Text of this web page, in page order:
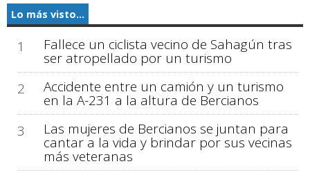
Lo más visto...
1 Fallece un ciclista vecino de Sahagún tras
ser atropellado por un turismo
2
Accidente entre un camión y un turismo
en la A-231 a la altura de Bercianos
3
Las mujeres de Bercianos se juntan para
cantar a la vida y brindar por sus vecinas
más veteranas